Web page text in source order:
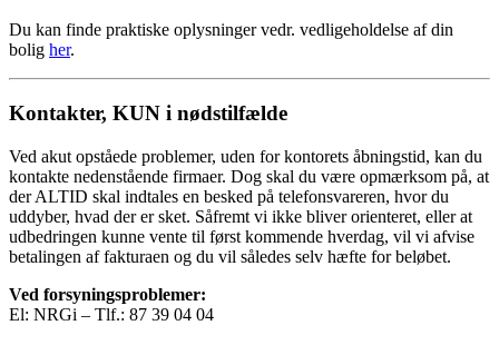
Du kan finde praktiske oplysninger vedr. vedligeholdelse af din
bolig her.
Kontakter, KUN i nødstilfælde
Ved akut opståede problemer, uden for kontorets åbningstid, kan du
kontakte nedenstående firmaer. Dog skal du være opmærksom på, at
der ALTID skal indtales en besked på telefonsvareren, hvor du
uddyber, hvad der er sket. Såfremt vi ikke bliver orienteret, eller at
udbedringen kunne vente til først kommende hverdag, vil vi afvise
betalingen af fakturaen og du vil således selv hæfte for beløbet.
Ved forsyningsproblemer:
El: NRGi – Tlf.: 87 39 04 04